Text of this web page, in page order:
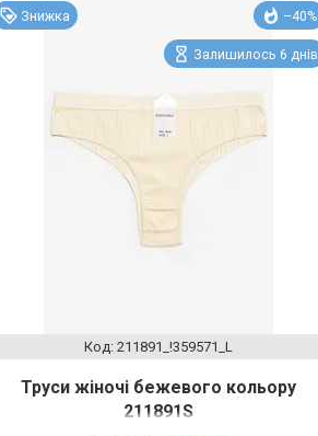
Знижка –40%
Залишилось 6 днів
211891_!359571_L
Труси жіночі бежевого кольору
211891S